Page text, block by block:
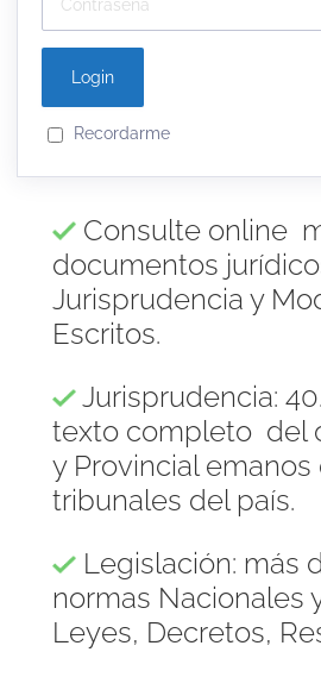
Recordarme
Consulte online
documentos
Jurisprudencia y
Escritos.
Jurisprudencia:
texto completo del
y Provincial
tribunales del país.
Legislación: más
normas Nacionales
Leyes, Decretos,